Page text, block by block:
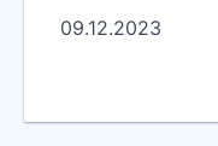
09.12.2023